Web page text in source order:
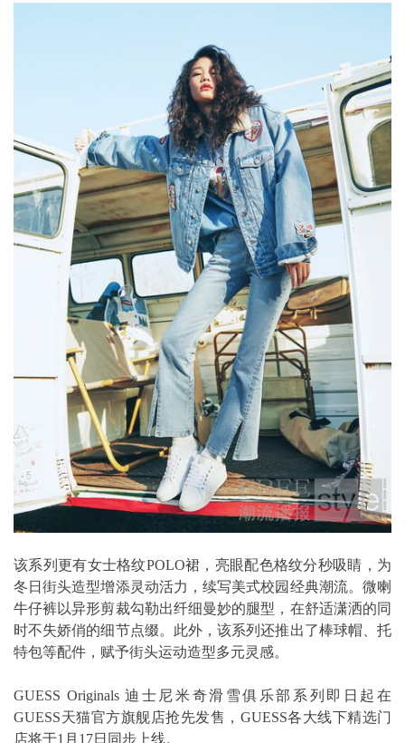
该系列更有女士格纹POLO裙，亮眼配色格纹分秒吸睛，为
冬日街头造型增添灵动活力，续写美式校园经典潮流。微喇
牛仔裤以异形剪裁勾勒出纤细曼妙的腿型，在舒适潇洒的同
时不失娇俏的细节点缀。此外，该系列还推出了棒球帽、托
特包等配件，赋予街头运动造型多元灵感。
GUESS Originals 迪士尼米奇滑雪俱乐部系列即日起在
GUESS天猫官方旗舰店抢先发售，GUESS各大线下精选门
店将于1月17日同步上线。